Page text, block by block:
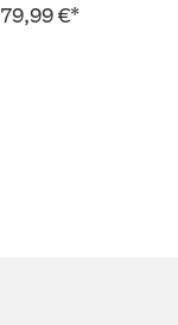
79,99 €*